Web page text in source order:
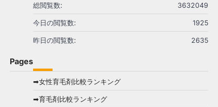
3632049
総閲覧数:
1925
今日の閲覧数:
2635
昨日の閲覧数:
Pages
➡女性育毛剤比較ランキング
➡育毛剤比較ランキング